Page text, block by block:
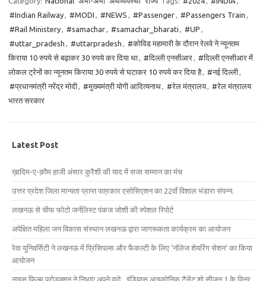
#Indian Railway, #MODI , #NEWS , #Passenger, #Passengers Train ,
#Rail Ministery, #samachar, #samachar_bharati , #UP ,
#uttar_pradesh , #uttarpradesh , #कोविड महामारी के दौरान रेलवे ने न्यूनतम
किराया 10 रुपये से बढ़ाकर 30 रुपये कर दिया था, #दिल्ली एनसीआर, #दिल्ली एनसीआर में
लोकल ट्रेनों का न्यूनतम किराया 30 रुपये से घटाकर 10 रुपये कर दिया है, #नई दिल्ली,
#प्रधानमंत्री नरेंद्र मोदी, #मुख्यमंत्री योगी आदित्यनाथ, #रेल मंत्रालय, #रेल मंत्रालय
भारत सरकार
Latest Post
ख़ादिम-ए-क़ौम हाजी अंसार कुरैशी की याद में सजा सम्मान का मंच
उत्तर प्रदेश जिला मान्यता प्राप्त पत्रकार एसोसिएशन का 22वाँ विशाल भंडारा संपन्न.
लखनऊ से चीफ फोटो जर्नलिस्ट पंकज जोशी की स्पेशल रिपोर्ट
अपेक्षित महिला जन विकास संस्थान लखनऊ द्वारा जागरूकता कार्यक्रम का आयोजन
रेवा यूनिवर्सिटी ने लखनऊ में प्रिंसिपल्स और फैकल्टी के लिए ‘नॉलेज शेयरिंग सेशन’ का किया
आयोजन
नाइस फिल्म प्रोडक्शन ने निभाए अपने वादे , इंडियास आइकोनिक टैलेंट शो सीजन 1 के विनर